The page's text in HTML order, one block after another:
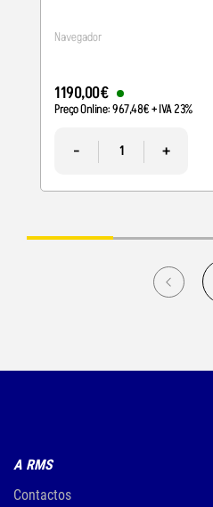
Navegador
1190,00€
Preço Online:967,48€+ IVA 23%
- +
A RMS
Contactos